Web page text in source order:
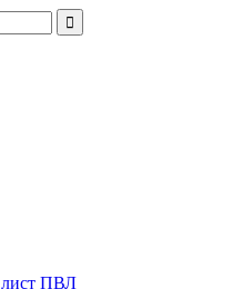
лист ПВЛ